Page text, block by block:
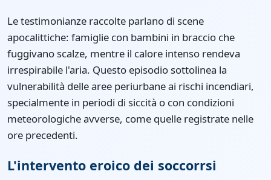
Le testimonianze raccolte parlano di scene
apocalittiche: famiglie con bambini in braccio che
fuggivano scalze, mentre il calore intenso rendeva
irrespirabile l'aria. Questo episodio sottolinea la
vulnerabilità delle aree periurbane ai rischi incendiari,
specialmente in periodi di siccità o con condizioni
meteorologiche avverse, come quelle registrate nelle
ore precedenti.
L'intervento eroico dei soccorrsi